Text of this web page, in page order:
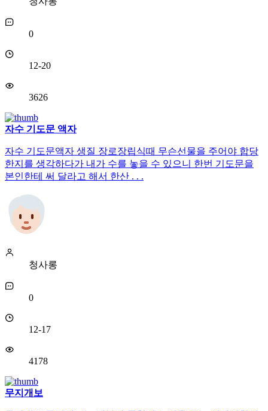
0
12-20
3626
자수 기도문 액자
자수 기도문액자 생질 장로장립식때 무슨선물을 주어야 합당
한지를 생각하다가 내가 수를 놓을 수 있으니 한번 기도문을
본인한테 써 달라고 해서 한산 . . .
청사롱
0
12-17
4178
무지개보